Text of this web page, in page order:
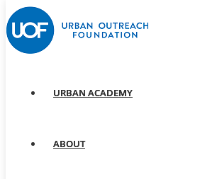
URBAN ACADEMY
ABOUT